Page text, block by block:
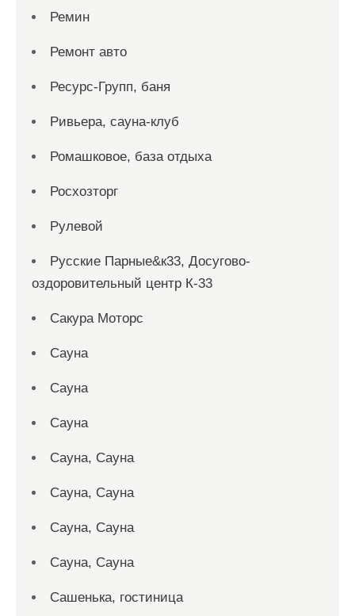
Ремин
Ремонт авто
Ресурс-Групп, баня
Ривьера, сауна-клуб
Ромашковое, база отдыха
Росхозторг
Рулевой
Русские Парные&к33, Досугово-
оздоровительный центр К-33
Сакура Моторс
Сауна
Сауна
Сауна
Сауна, Сауна
Сауна, Сауна
Сауна, Сауна
Сауна, Сауна
Сашенька, гостиница